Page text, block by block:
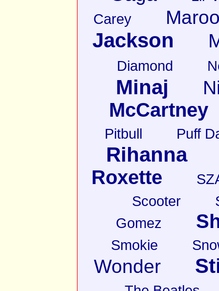
Carey
Jackson
Diamond
Minaj
McCartney
Pitbull Puff
Rihanna
Roxette
Scooter
Gomez
Smokie
Wonder